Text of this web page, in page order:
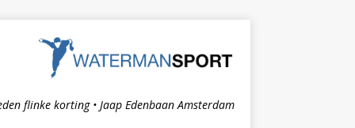
flinke korting • Jaap Edenbaan Amsterdam